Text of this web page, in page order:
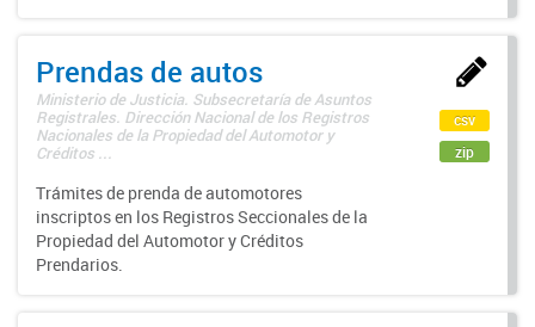
Prendas de autos
Ministerio de Justicia. Subsecretaría de Asuntos
Registrales. Dirección Nacional de los Registros
Nacionales de la Propiedad del Automotor y
Créditos ...
Trámites de prenda de automotores
inscriptos en los Registros Seccionales de la
Propiedad del Automotor y Créditos
Prendarios.
csv
zip